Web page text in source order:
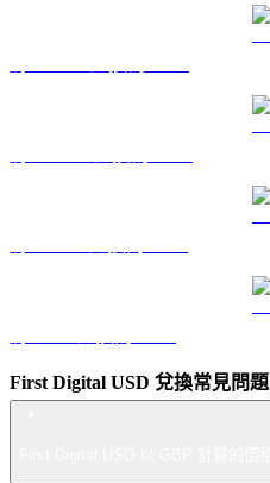
First Digital USD 兌換常見問題